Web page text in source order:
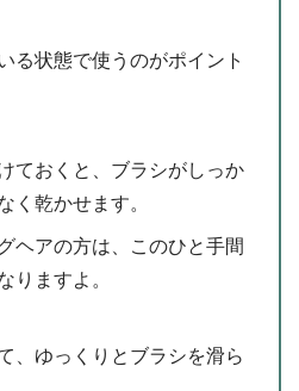
る状態で使うのがポイント
ておくと、ブラシがしっか
く乾かせます。
ヘアの方は、このひと手間
りますよ。
、ゆっくりとブラシを滑ら